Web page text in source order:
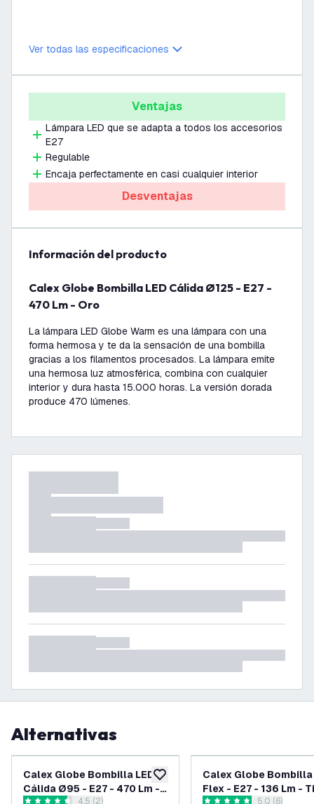
Ver todas las especificaciones
Ventajas
Lámpara LED que se adapta a todos los accesorios
E27
Regulable
Encaja perfectamente en casi cualquier interior
Desventajas
información del producto
Calex Globe Bombilla LED Cálida Ø125 - E27 -
470 Lm - Oro
La lámpara LED Globe Warm es una lámpara con una
forma hermosa y te da la sensación de una bombilla
gracias a los filamentos procesados. La lámpara emite
una hermosa luz atmosférica, combina con cualquier
interior y dura hasta 15.000 horas. La versión dorada
produce 470 lúmenes.
Alternativas
añadir a lista de deseos
Calex Globe Bombilla LED
Cálida Ø95 - E27 - 470 Lm -
4.5 (2)
Calex Globe Bombilla
Flex - E27 - 136 Lm -
5.0 (6)